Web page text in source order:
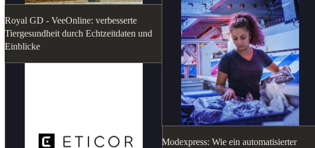
Royal GD - VeeOnline: verbesserte
Tiergesundheit durch Echtzeitdaten und
Einblicke
Modexpress: Wie ein automatisierter